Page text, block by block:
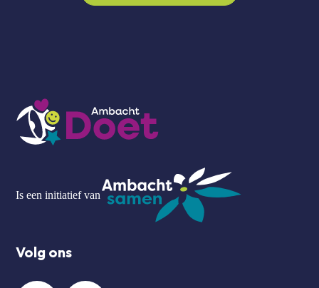
Is een initiatief van
Volg ons